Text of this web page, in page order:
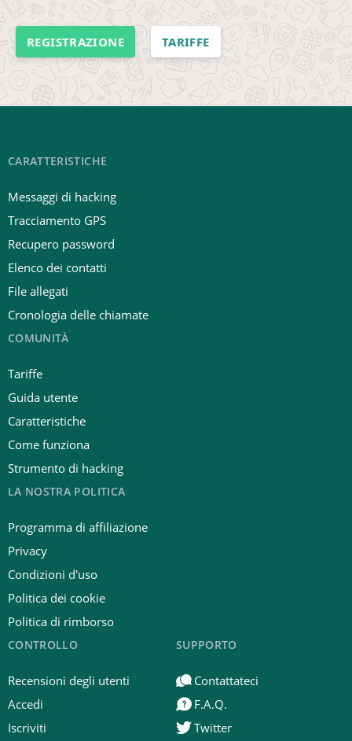
REGISTRAZIONE TARIFFE
CARATTERISTICHE
Messaggi di hacking
Tracciamento GPS
Recupero password
Elenco dei contatti
File allegati
Cronologia delle chiamate
COMUNITÀ
Tariffe
Guida utente
Caratteristiche
Come funziona
Strumento di hacking
LA NOSTRA POLITICA
Programma di affiliazione
Privacy
Condizioni d'uso
Politica dei cookie
Politica di rimborso
CONTROLLO
Recensioni degli utenti
Accedi
Iscriviti
SUPPORTO
Contattateci
F.A.Q.
Twitter